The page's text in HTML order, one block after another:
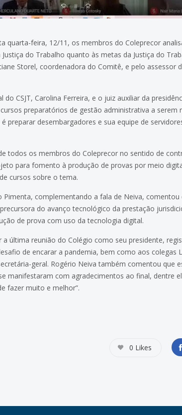
quarta-feira, 12/11, os membros do Coleprecor
do Trabalho quanto às metas da Justiça do
Storel, coordenadora do Comitê, e pelo assessor
CSJT, Carolina Ferreira, e o juiz auxiliar da
preparatórios de gestão administrativa a serem
preparar desembargadores e sua equipe de
todos os membros do Coleprecor no sentido de
para fomento à produção de provas por meio
cursos sobre o tema.
complementando a fala de Neiva, comentou
do avanço tecnológico da prestação
de prova com uso da tecnologia digital.
última reunião do Colégio como seu presidente,
de encarar a pandemia, bem como aos colegas
geral. Rogério Neiva também comentou que
manifestaram com agradecimentos ao final, dentre
fazer muito e melhor”.
0 Likes